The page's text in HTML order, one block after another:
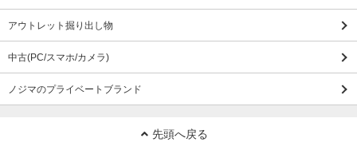
アウトレット掘り出し物
中古(PC/スマホ/カメラ)
ノジマのプライベートブランド
先頭へ戻る